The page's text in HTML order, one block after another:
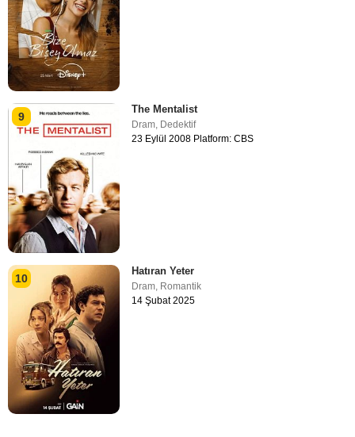
9
The Mentalist
Dram, Dedektif
23 Eylül 2008 Platform: CBS
10
Hatıran Yeter
Dram Romantik
14 Şubat 2025